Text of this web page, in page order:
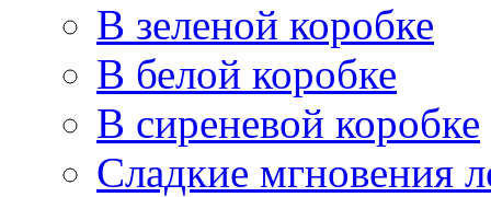
В зеленой коробке
В белой коробке
В сиреневой коробке
Сладкие мгновения